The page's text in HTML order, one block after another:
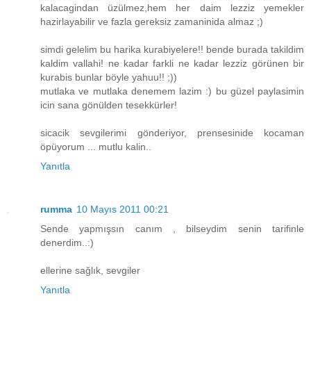
kalacagindan üzülmez,hem her daim lezziz yemekler
hazirlayabilir ve fazla gereksiz zamaninida almaz ;)
simdi gelelim bu harika kurabiyelere!! bende burada takildim
kaldim vallahi! ne kadar farkli ne kadar lezziz görünen bir
kurabis bunlar böyle yahuu!! ;))
mutlaka ve mutlaka denemem lazim :) bu güzel paylasimin
icin sana gönülden tesekkürler!
sicacik sevgilerimi gönderiyor, prensesinide kocaman
öpüyorum ... mutlu kalin..
Yanıtla
rumma 10 Mayıs 2011 00:21
Sende yapmışsın canım , bilseydim senin tarifinle
denerdim..:)
ellerine sağlık, sevgiler
Yanıtla